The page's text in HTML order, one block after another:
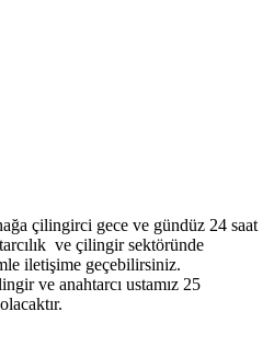
çilingirci gece ve gündüz 24 saat
ve çilingir sektöründe
iletişime geçebilirsiniz.
ve anahtarcı ustamız 25